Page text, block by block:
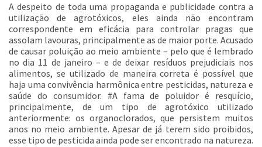
A despeito de toda uma propaganda e publicidade contra a
utilização de agrotóxicos, eles ainda não encontram
correspondente em eficácia para controlar pragas que
assolam lavouras, principalmente as de maior porte. Acusado
de causar poluição ao meio ambiente – pelo que é lembrado
no dia 11 de janeiro – e de deixar resíduos prejudiciais nos
alimentos, se utilizado de maneira correta é possível que
haja uma convivência harmônica entre pesticidas, natureza e
saúde do consumidor. #A fama de poluidor é resquício,
principalmente, de um tipo de agrotóxico utilizado
anteriormente: os organoclorados, que persistem muitos
anos no meio ambiente. Apesar de já terem sido proibidos,
esse tipo de pesticida ainda pode ser encontrado na natureza.